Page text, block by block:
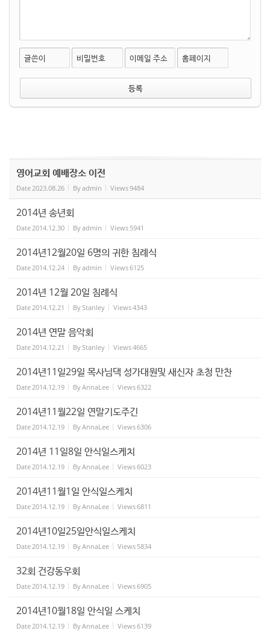
글쓴이 비밀번호 이메일 주소 홈페이지
영어교회 예배장소 이전
Date 2023.08.26 Byadmin Views9484
2014년 송년회
Date 2014.12.30 Byadmin Views 5941
2014년12월20일 6명의 귀한 침례식
Date 2014.12.24 Byadmin Views6125
2014년 12월 20일 침례식
Date 2014.12.21 ByStanley Views4343
2014년 연말 음악회
Date 2014.12.21 ByStanley Views4665
2014년11일29일 목사님댁 성가대원및 새신자 초청 만찬
Date 2014.12.19 ByAnnaLee Views6322
2014년11월22일 연말기도주긴
Date 2014.12.19 ByAnnaLee Views6306
2014년 11일8일 안식일스케치
Date 2014.12.19 ByAnnaLee Views6023
2014년11월1일 안식일스케치
Date 2014.12.19 ByAnnaLee Views6811
2014년10일25일안식일스케치
Date 2014.12.19 ByAnnaLee Views 5834
32회 건강동우회
Date 2014.12.19 ByAnnaLee Views6905
2014년10월18일 안식일 스케치
Date 2014.12.19 ByAnnaLee Views6139